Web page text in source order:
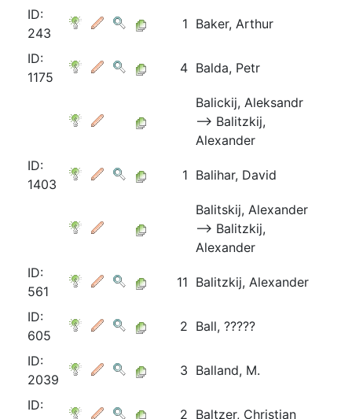
ID:
243
1 Baker, Arthur
ID:
1175
4 Balda, Petr
Balickij, Aleksandr
⟶ Balitzkij,
Alexander
ID:
1403
1 Balihar, David
Balitskij, Alexander
⟶ Balitzkij,
Alexander
ID:
561
11 Balitzkij, Alexander
ID:
605
2 Ball, ?????
ID:
2039
3 Balland, M.
ID:
2 Baltzer, Christian